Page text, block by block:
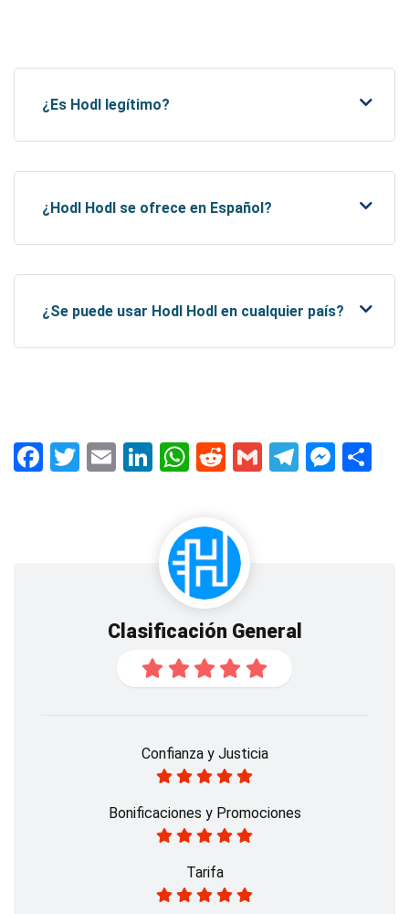
¿Es Hodl legítimo?
¿Hodl Hodl se ofrece en Español?
¿Se puede usar Hodl Hodl en cualquier país?
Facebook
Twitter
EmailLinkedIn
WhatsApp
RedditGmail
Clasificación General
Confianza y Justicia
Bonificaciones y Promociones
Tarifa